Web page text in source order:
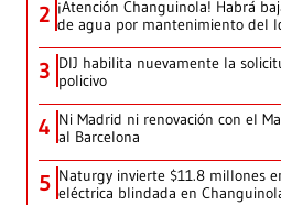
2 ¡Atención Changuinola! Habrá
de agua por mantenimiento del
3 DIJ habilita nuevamente la
policivo
4 Ni Madrid ni renovación con el
al Barcelona
5 Naturgy invierte $11.8 millones
eléctrica blindada en